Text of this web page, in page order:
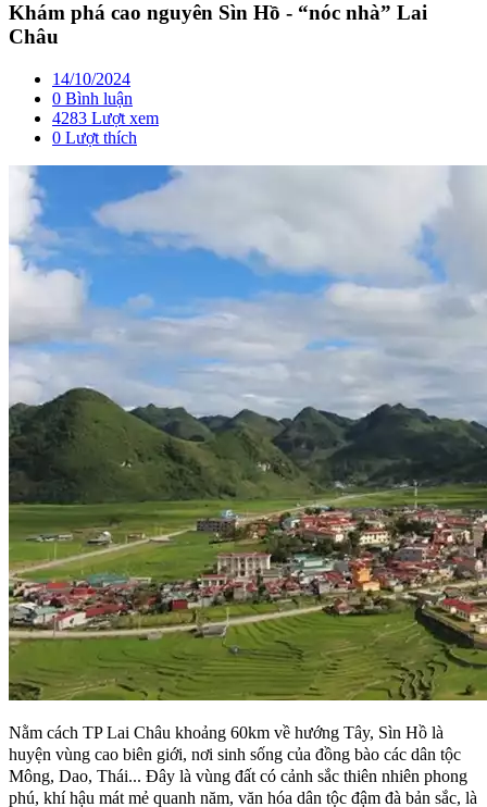
Khám phá cao nguyên Sìn Hồ - “nóc nhà” Lai
Châu
14/10/2024
0 Bình luận
4283 Lượt xem
0 Lượt thích
Nằm cách TP Lai Châu khoảng 60km về hướng Tây, Sìn Hồ là
huyện vùng cao biên giới, nơi sinh sống của đồng bào các dân tộc
Mông, Dao, Thái... Đây là vùng đất có cảnh sắc thiên nhiên phong
phú, khí hậu mát mẻ quanh năm, văn hóa dân tộc đậm đà bản sắc, là